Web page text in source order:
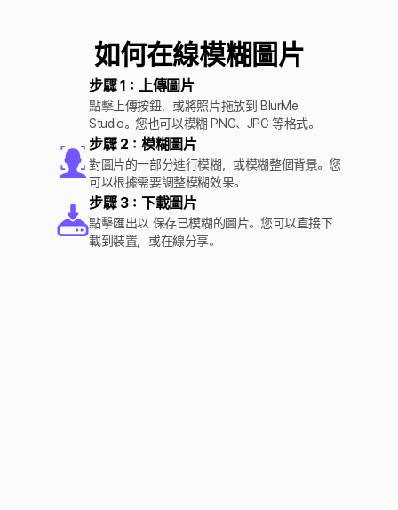
如何在線模糊圖片
步驟 1：上傳圖片
點擊上傳按鈕，或將照片拖放到 BlurMe
Studio。您也可以模糊 PNG、JPG 等格式。
步驟 2：模糊圖片
對圖片的一部分進行模糊，或模糊整個背景。您
可以根據需要調整模糊效果。
步驟 3：下載圖片
點擊匯出以 保存已模糊的圖片。您可以直接下
載到裝置，或在線分享。